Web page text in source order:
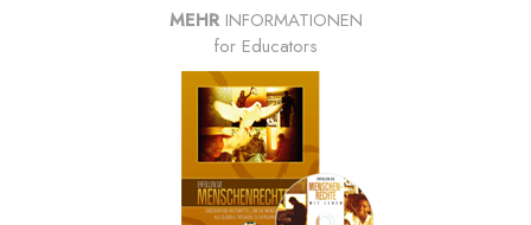
MEHR INFORMATIONEN
for Educators